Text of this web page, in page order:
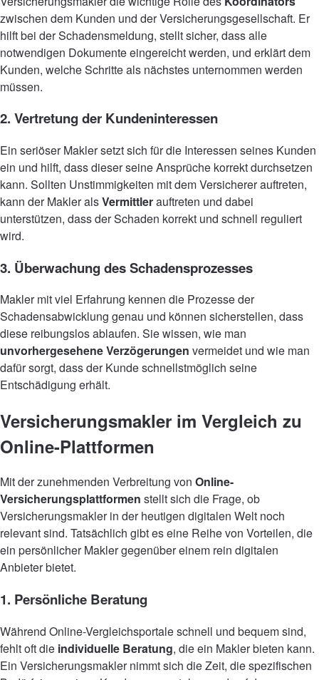
zwischen dem Kunden und der Versicherungsgesellschaft. Er
hilft bei der Schadensmeldung, stellt sicher, dass alle
notwendigen Dokumente eingereicht werden, und erklärt dem
Kunden, welche Schritte als nächstes unternommen werden
müssen.
2. Vertretung der Kundeninteressen
Ein seriöser Makler setzt sich für die Interessen seines Kunden
ein und hilft, dass dieser seine Ansprüche korrekt durchsetzen
kann. Sollten Unstimmigkeiten mit dem Versicherer auftreten,
kann der Makler alsVermittlerauftreten und dabei
unterstützen, dass der Schaden korrekt und schnell reguliert
wird.
3. Überwachung des Schadensprozesses
Makler mit viel Erfahrung kennen die Prozesse der
Schadensabwicklung genau und können sicherstellen, dass
diese reibungslos ablaufen. Sie wissen, wie man
unvorhergesehene Verzögerungen vermeidet und wie man
dafür sorgt, dass der Kunde schnellstmöglich seine
Entschädigung erhält.
Versicherungsmakler im Vergleich zu
Online-Plattformen
Mit der zunehmenden Verbreitung von Online-
Versicherungsplattformen stellt sich die Frage, ob
Versicherungsmakler in der heutigen digitalen Welt noch
relevant sind. Tatsächlich gibt es eine Reihe von Vorteilen, die
ein persönlicher Makler gegenüber einem rein digitalen
Anbieter bietet.
1. Persönliche Beratung
Während Online-Vergleichsportale schnell und bequem sind,
fehlt oft die individuelle Beratung, die ein Makler bieten kann.
Ein Versicherungsmakler nimmt sich die Zeit, die spezifischen